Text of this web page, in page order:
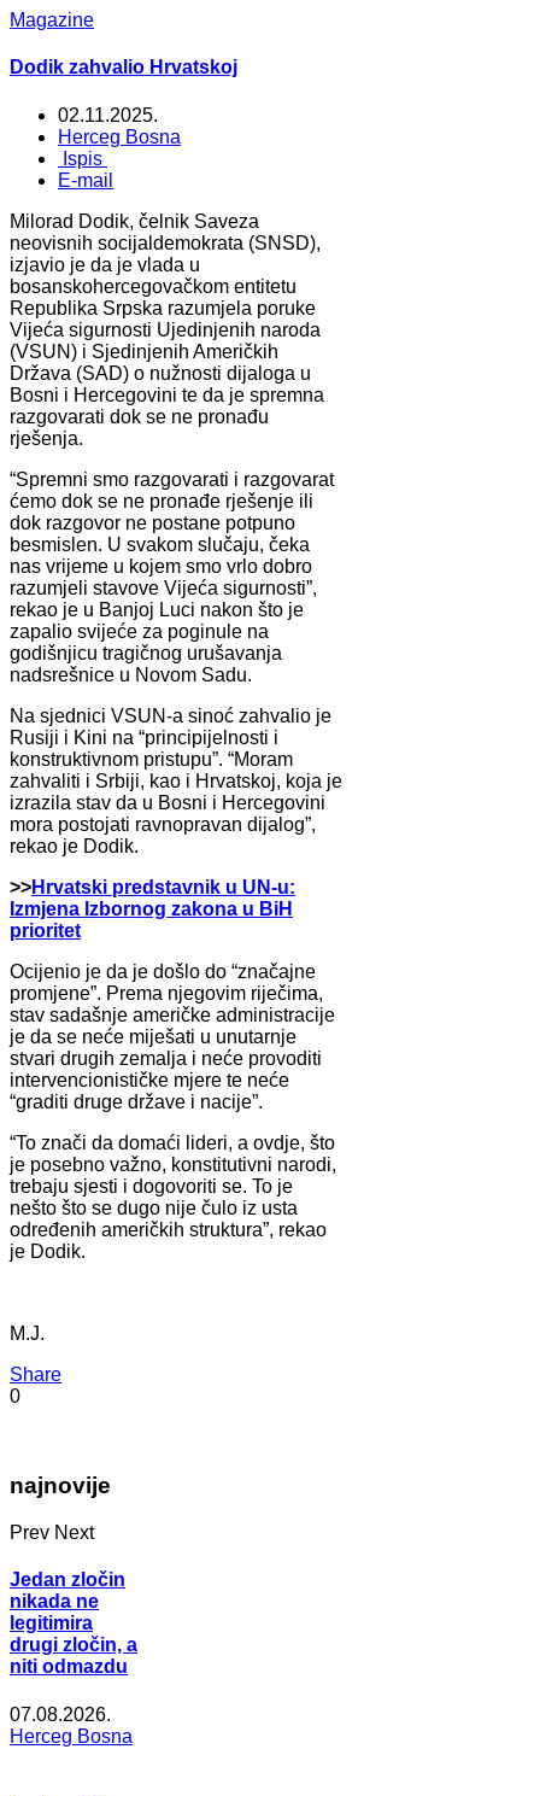
Magazine
Dodik zahvalio Hrvatskoj
02.11.2025.
Herceg Bosna
Ispis
E-mail
Milorad Dodik, čelnik Saveza
neovisnih socijaldemokrata (SNSD),
izjavio je da je vlada u
bosanskohercegovačkom entitetu
Republika Srpska razumjela poruke
Vijeća sigurnosti Ujedinjenih naroda
(VSUN) i Sjedinjenih Američkih
Država (SAD) o nužnosti dijaloga u
Bosni i Hercegovini te da je spremna
razgovarati dok se ne pronađu
rješenja.
“Spremni smo razgovarati i razgovarat
ćemo dok se ne pronađe rješenje ili
dok razgovor ne postane potpuno
besmislen. U svakom slučaju, čeka
nas vrijeme u kojem smo vrlo dobro
razumjeli stavove Vijeća sigurnosti”,
rekao je u Banjoj Luci nakon što je
zapalio svijeće za poginule na
godišnjicu tragičnog urušavanja
nadsrešnice u Novom Sadu.
Na sjednici VSUN-a sinoć zahvalio je
Rusiji i Kini na “principijelnosti i
konstruktivnom pristupu”. “Moram
zahvaliti i Srbiji, kao i Hrvatskoj, koja je
izrazila stav da u Bosni i Hercegovini
mora postojati ravnopravan dijalog”,
rekao je Dodik.
>>Hrvatski predstavnik u UN-u:
Izmjena Izbornog zakona u BiH
prioritet
Ocijenio je da je došlo do “značajne
promjene”. Prema njegovim riječima,
stav sadašnje američke administracije
je da se neće miješati u unutarnje
stvari drugih zemalja i neće provoditi
intervencionističke mjere te neće
“graditi druge države i nacije”.
“To znači da domaći lideri, a ovdje, što
je posebno važno, konstitutivni narodi,
trebaju sjesti i dogovoriti se. To je
nešto što se dugo nije čulo iz usta
određenih američkih struktura”, rekao
je Dodik.
M.J.
Share
0
najnovije
Prev Next
Jedan zločin
nikada ne
legitimira
drugi zločin, a
niti odmazdu
07.08.2026.
Herceg Bosna